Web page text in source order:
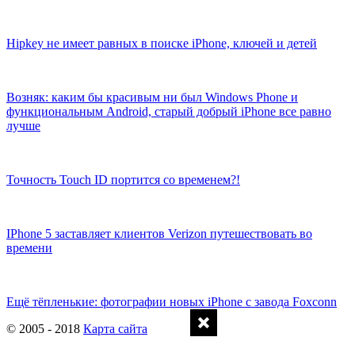
Hipkey не имеет равных в поиске iPhone, ключей и детей
Возняк: каким бы красивым ни был Windows Phone и
функциональным Android, старый добрый iPhone все равно
лучше
Точность Touch ID портится со временем?!
IPhone 5 заставляет клиентов Verizon путешествовать во
времени
Ещё тёпленькие: фотографии новых iPhone с завода Foxconn
© 2005 - 2018 Карта сайта